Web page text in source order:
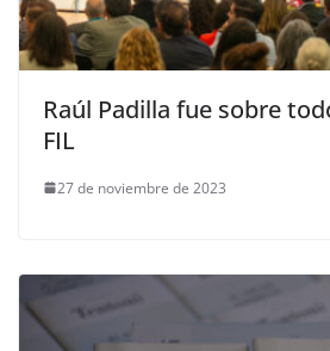
Raúl Padilla fue sobre
FIL
27 de noviembre de 2023